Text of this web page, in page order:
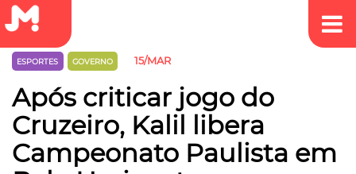
ESPORTES GOVERNO 15/MAR
Após criticar jogo do
Cruzeiro, Kalil libera
Campeonato Paulista em